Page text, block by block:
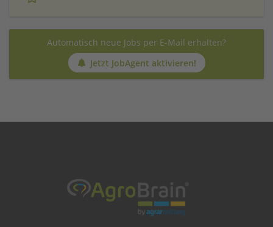
Automatisch neue Jobs per E-Mail erhalten?
Jetzt JobAgent aktivieren!